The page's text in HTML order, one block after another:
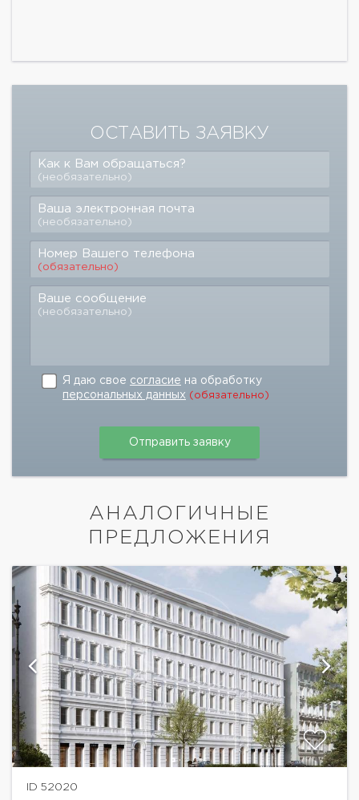
ОСТАВИТЬ ЗАЯВКУ
Как к Вам обращаться?
(необязательно)
Ваша электронная почта
(необязательно)
Номер Вашего телефона
(обязательно)
Ваше сообщение
(необязательно)
Я даю свое согласие на обработку
персональных данных (обязательно)
АНАЛОГИЧНЫЕ
ПРЕДЛОЖЕНИЯ
ID 52020